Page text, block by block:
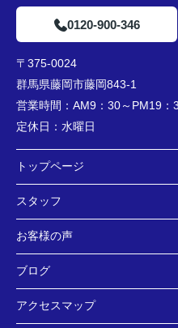
0120-900-346
〒375-0024
群馬県藤岡市藤岡843-1
営業時間： AM9：30～PM19：
定休日： 水曜日
トップページ
スタッフ
お客様の声
ブログ
アクセスマップ